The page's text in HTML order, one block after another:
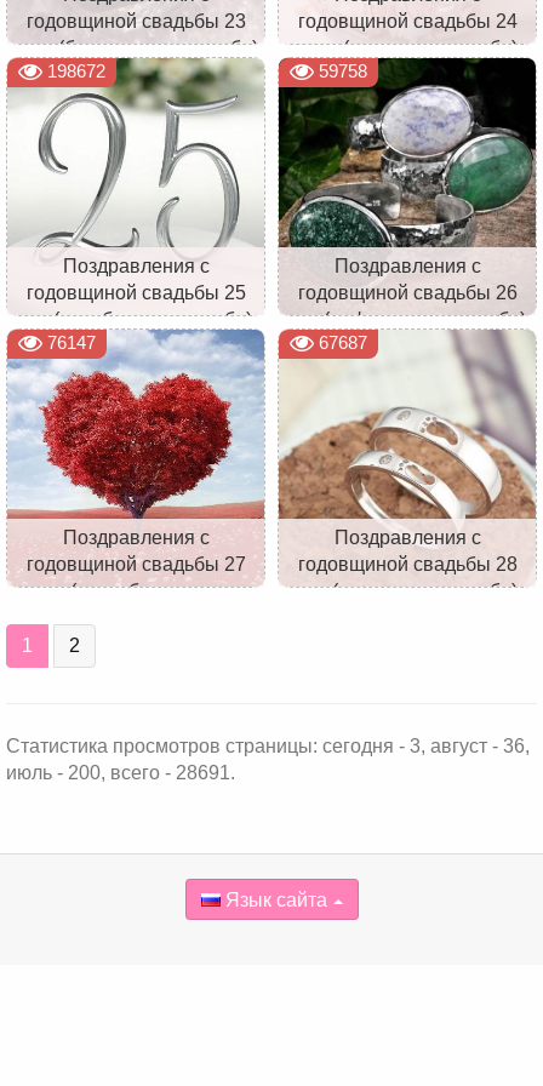
годовщиной свадьбы 23
года (берилловая свадьба)
годовщиной свадьбы 24
года (атласная свадьба)
198672
Поздравления с
годовщиной свадьбы 25
лет (серебряная свадьба)
59758
Поздравления с
годовщиной свадьбы 26
лет (нефритовая свадьба)
76147
Поздравления с
годовщиной свадьбы 27
лет (свадьба красного
67687
Поздравления с
годовщиной свадьбы 28
лет (никелевая свадьба)
1 2
Статистика просмотров страницы: сегодня - 3, август - 36,
июль - 200, всего - 28691.
Язык сайта